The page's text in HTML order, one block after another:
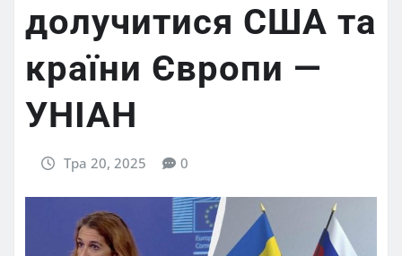
долучитися США та
країни Європи —
УНІАН
Тра 20, 2025 0